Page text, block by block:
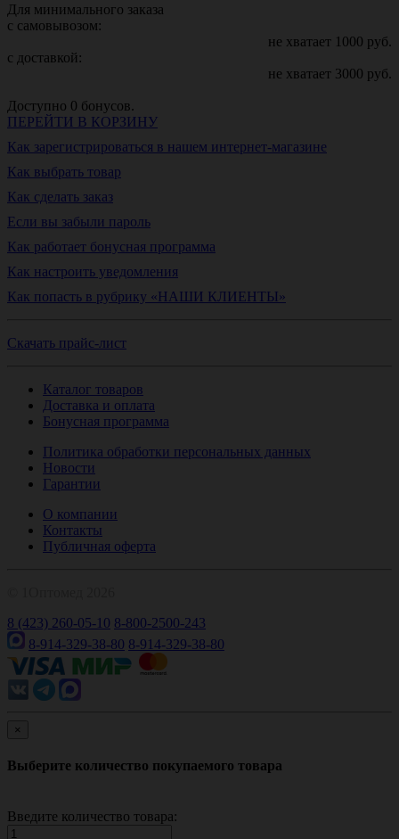
Для минимального заказа
с самовывозом:
не хватает 1000 руб.
с доставкой:
не хватает 3000 руб.
Доступно 0 бонусов.
ПЕРЕЙТИ В КОРЗИНУ
Как зарегистрироваться в нашем интернет-магазине
Как выбрать товар
Как сделать заказ
Если вы забыли пароль
Как работает бонусная программа
Как настроить уведомления
Как попасть в рубрику «НАШИ КЛИЕНТЫ»
Скачать прайс-лист
Каталог товаров
Доставка и оплата
Бонусная программа
Политика обработки персональных данных
Новости
Гарантии
О компании
Контакты
Публичная оферта
8 (423) 260-05-10 8-800-2500-243
8-914-329-38-80 8-914-329-38-80
×
Выберите количество покупаемого товара
Введите количество товара: